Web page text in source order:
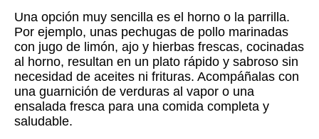
Una opción muy sencilla es el horno o la parrilla.
Por ejemplo, unas pechugas de pollo marinadas
con jugo de limón, ajo y hierbas frescas, cocinadas
al horno, resultan en un plato rápido y sabroso sin
necesidad de aceites ni frituras. Acompáñalas con
una guarnición de verduras al vapor o una
ensalada fresca para una comida completa y
saludable.